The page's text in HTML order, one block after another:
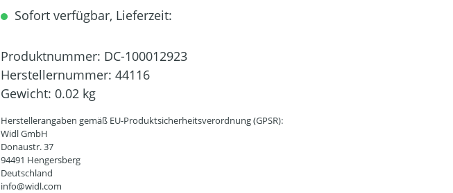
Sofort verfügbar, Lieferzeit:
Produktnummer: DC-100012923
Herstellernummer: 44116
Gewicht: 0.02 kg
Herstellerangaben gemäß EU-Produktsicherheitsverordnung (GPSR):
Widl GmbH
Donaustr. 37
94491 Hengersberg
Deutschland
info@widl.com